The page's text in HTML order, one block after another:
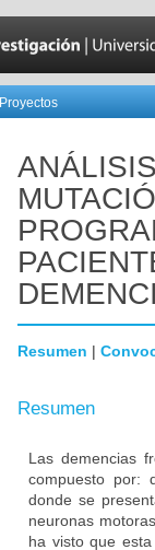
Proyectos
Resumen |
Resumen
Las demencias
compuesto por:
donde se
neuronas
ha visto que